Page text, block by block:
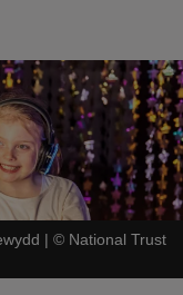
| © National Trust